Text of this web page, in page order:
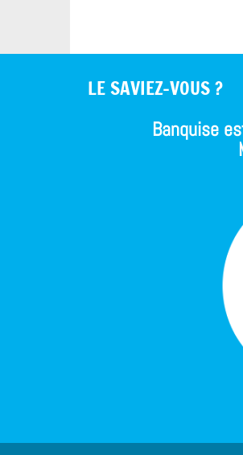
LE SAVIEZ-VOUS ?
Banquise